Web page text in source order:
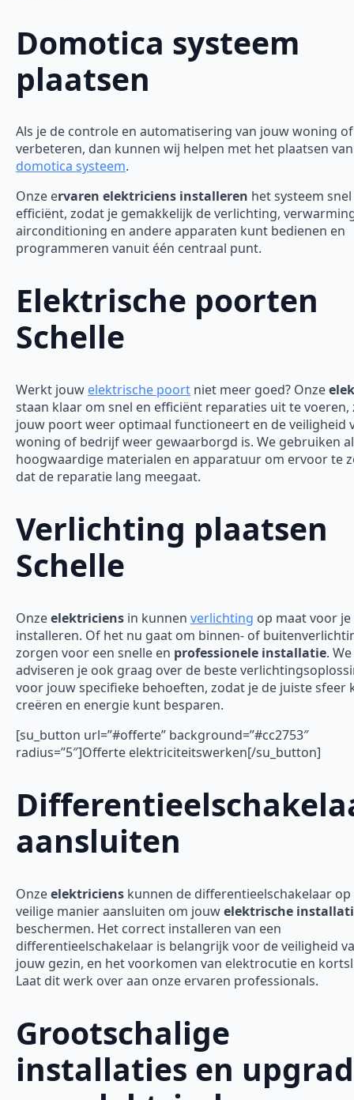
Domotica systeem
plaatsen
Als je de controle en automatisering van jouw woning
verbeteren, dan kunnen wij helpen met het plaatsen
domotica systeem.
Onze ervaren elektriciens installeren het systeem
efficiënt, zodat je gemakkelijk de verlichting,
airconditioning en andere apparaten kunt bedienen en
programmeren vanuit één centraal punt.
Elektrische poorten
Schelle
Werkt jouw elektrische poort niet meer goed? Onze
staan klaar om snel en efficiënt reparaties uit te voeren,
jouw poort weer optimaal functioneert en de veiligheid
woning of bedrijf weer gewaarborgd is. We gebruiken
hoogwaardige materialen en apparatuur om ervoor te
dat de reparatie lang meegaat.
Verlichting plaatsen
Schelle
Onzeelektriciens in kunnen verlichting op maat voor je
installeren. Of het nu gaat om binnen- of
zorgen voor een snelle en professionele installatie. We
adviseren je ook graag over de beste
voor jouw specifieke behoeften, zodat je de juiste sfeer
creëren en energie kunt besparen.
[su_button url=”#offerte” background=”#cc2753″
radius=”5″]Offerte elektriciteitswerken[/su_button]
aansluiten
Onzeelektriciens kunnen de differentieelschakelaar op
veilige manier aansluiten om jouwelektrische
beschermen. Het correct installeren van een
differentieelschakelaar is belangrijk voor de veiligheid
jouw gezin, en het voorkomen van elektrocutie en
Laat dit werk over aan onze ervaren professionals.
Grootschalige
installaties en